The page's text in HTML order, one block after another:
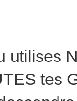
utilises
tes